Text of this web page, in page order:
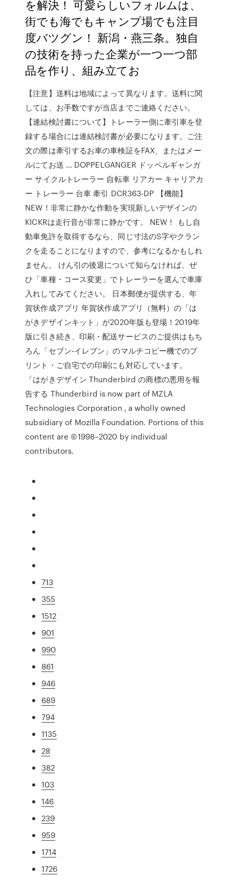
を解決！ 可愛らしいフォルムは、
街でも海でもキャンプ場でも注目
度バツグン！ 新潟・燕三条。独自
の技術を持った企業が一つ一つ部
品を作り、組み立てお
【注意】送料は地域によって異なります。送料に関
しては、お手数ですが当店までご連絡ください。
【連結検討書について】トレーラー側に牽引車を登
録する場合には連結検討書が必要になります。ご注
文の際は牽引するお車の車検証をFAX、またはメー
ルにてお送 … DOPPELGANGER ドッペルギャンガ
ー サイクルトレーラー 自転車 リアカー キャリアカ
ー トレーラー 台車 牽引 DCR363-DP 【機能】
NEW！非常に静かな作動を実現新しいデザインの
KICKRは走行音が非常に静かです。 NEW！ もし自
動車免許を取得するなら、同じ寸法のS字やクラン
クを走ることになりますので、参考になるかもしれ
ません。 けん引の後退について知らなければ、ぜ
ひ「車種・コース変更」でトレーラーを選んで車庫
入れしてみてください。 日本郵便が提供する、年
賀状作成アプリ 年賀状作成アプリ（無料）の「は
がきデザインキット」が2020年版も登場！2019年
版に引き続き、印刷・配送サービスのご提供はもち
ろん「セブン‐イレブン」のマルチコピー機でのプ
リント・ご自宅での印刷にも対応しています。
「はがきデザイン Thunderbird の商標の悪用を報
告する Thunderbird is now part of MZLA
Technologies Corporation , a wholly owned
subsidiary of Mozilla Foundation. Portions of this
content are ©1998–2020 by individual
contributors.
713
355
1512
901
990
861
946
689
794
1135
28
382
103
146
239
959
1714
1726